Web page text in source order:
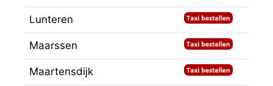
Lunteren
Maarssen
Maartensdijk